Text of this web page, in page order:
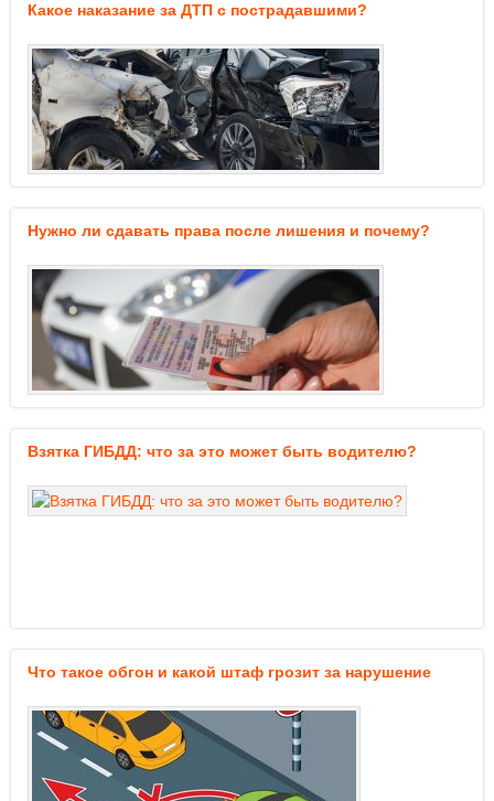
Какое наказание за ДТП с пострадавшими?
Нужно ли сдавать права после лишения и почему?
Взятка ГИБДД: что за это может быть водителю?
Что такое обгон и какой штаф грозит за нарушение